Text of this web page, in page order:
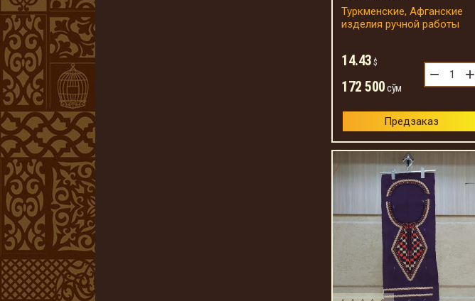
Туркменские, Афганские
изделия ручной работы
14.43 $
172 500сўм
− +
Предзаказ